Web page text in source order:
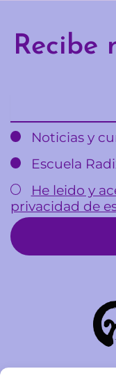
Recibe
Noticias y
Escuela
He leido y
privacidad de